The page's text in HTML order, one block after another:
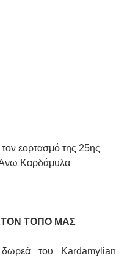
εορτασμό της 25ης
Άνω Καρδάμυλα
ΤΟΠΟ ΜΑΣ
του Kardamylian